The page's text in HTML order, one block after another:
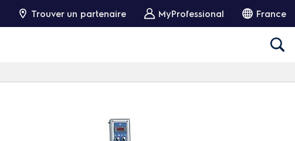
Trouver un partenaire MyProfessional France